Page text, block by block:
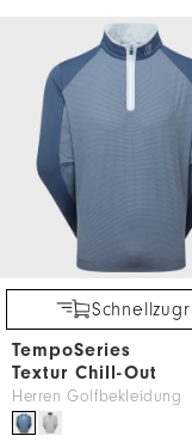
TempoSeries
Textur Chill-Out
Herren Golfbekleidung